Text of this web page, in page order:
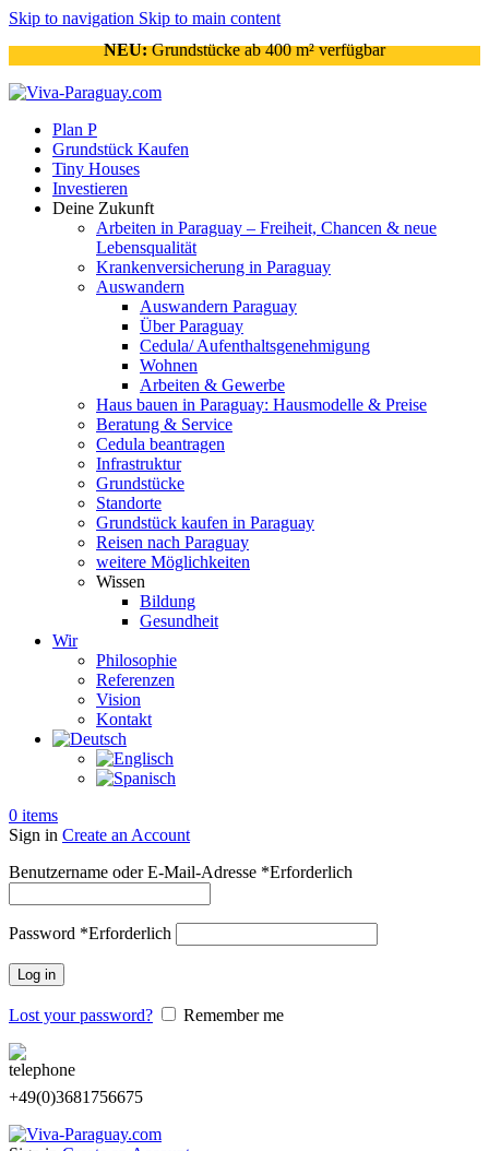
Skip to navigation Skip to main content
NEU:Grundstücke ab 400 m² verfügbar
Plan P
Grundstück Kaufen
Tiny Houses
Investieren
Deine Zukunft
Arbeiten in Paraguay – Freiheit, Chancen & neue
Lebensqualität
Krankenversicherung in Paraguay
Auswandern
Auswandern Paraguay
Über Paraguay
Cedula/ Aufenthaltsgenehmigung
Wohnen
Arbeiten & Gewerbe
Haus bauen in Paraguay: Hausmodelle & Preise
Beratung & Service
Cedula beantragen
Infrastruktur
Grundstücke
Standorte
Grundstück kaufen in Paraguay
Reisen nach Paraguay
weitere Möglichkeiten
Wissen
Bildung
Gesundheit
Wir
Philosophie
Referenzen
Vision
Kontakt
0 items
Sign in Create an Account
Benutzername oder E-Mail-Adresse *Erforderlich
Password *Erforderlich
Log in
Lost your password? Remember me
+49(0)3681756675